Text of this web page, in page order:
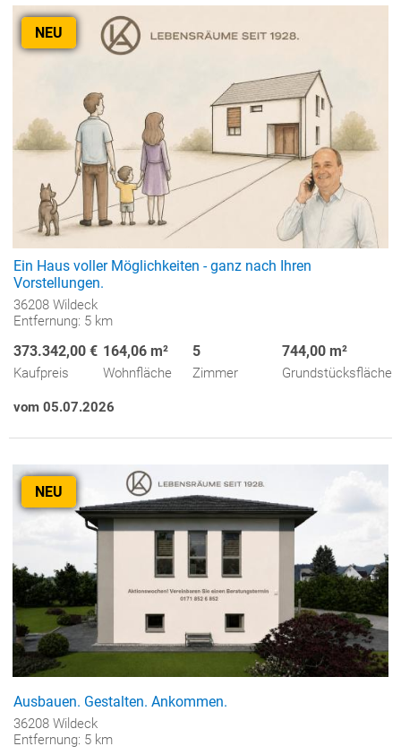
NEU
Ein Haus voller Möglichkeiten - ganz nach Ihren
Vorstellungen.
36208 Wildeck
Entfernung: 5 km
373.342,00 €
Kaufpreis
164,06 m²
Wohnfläche
5
Zimmer
744,00 m²
Grundstücksfläche
vom 05.07.2026
NEU
Ausbauen. Gestalten. Ankommen.
36208 Wildeck
Entfernung: 5 km